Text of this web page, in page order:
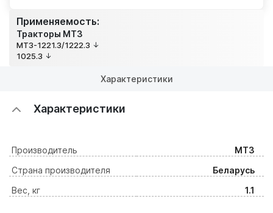
Применяемость:
Тракторы МТЗ
МТЗ-1221.3/1222.3
1025.3
Характеристики
Характеристики
Производитель
МТЗ
Страна производителя
Беларусь
Вес, кг
1.1